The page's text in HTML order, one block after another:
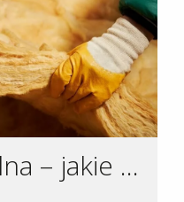
Wełna mineralna – jakie są rodzaje?